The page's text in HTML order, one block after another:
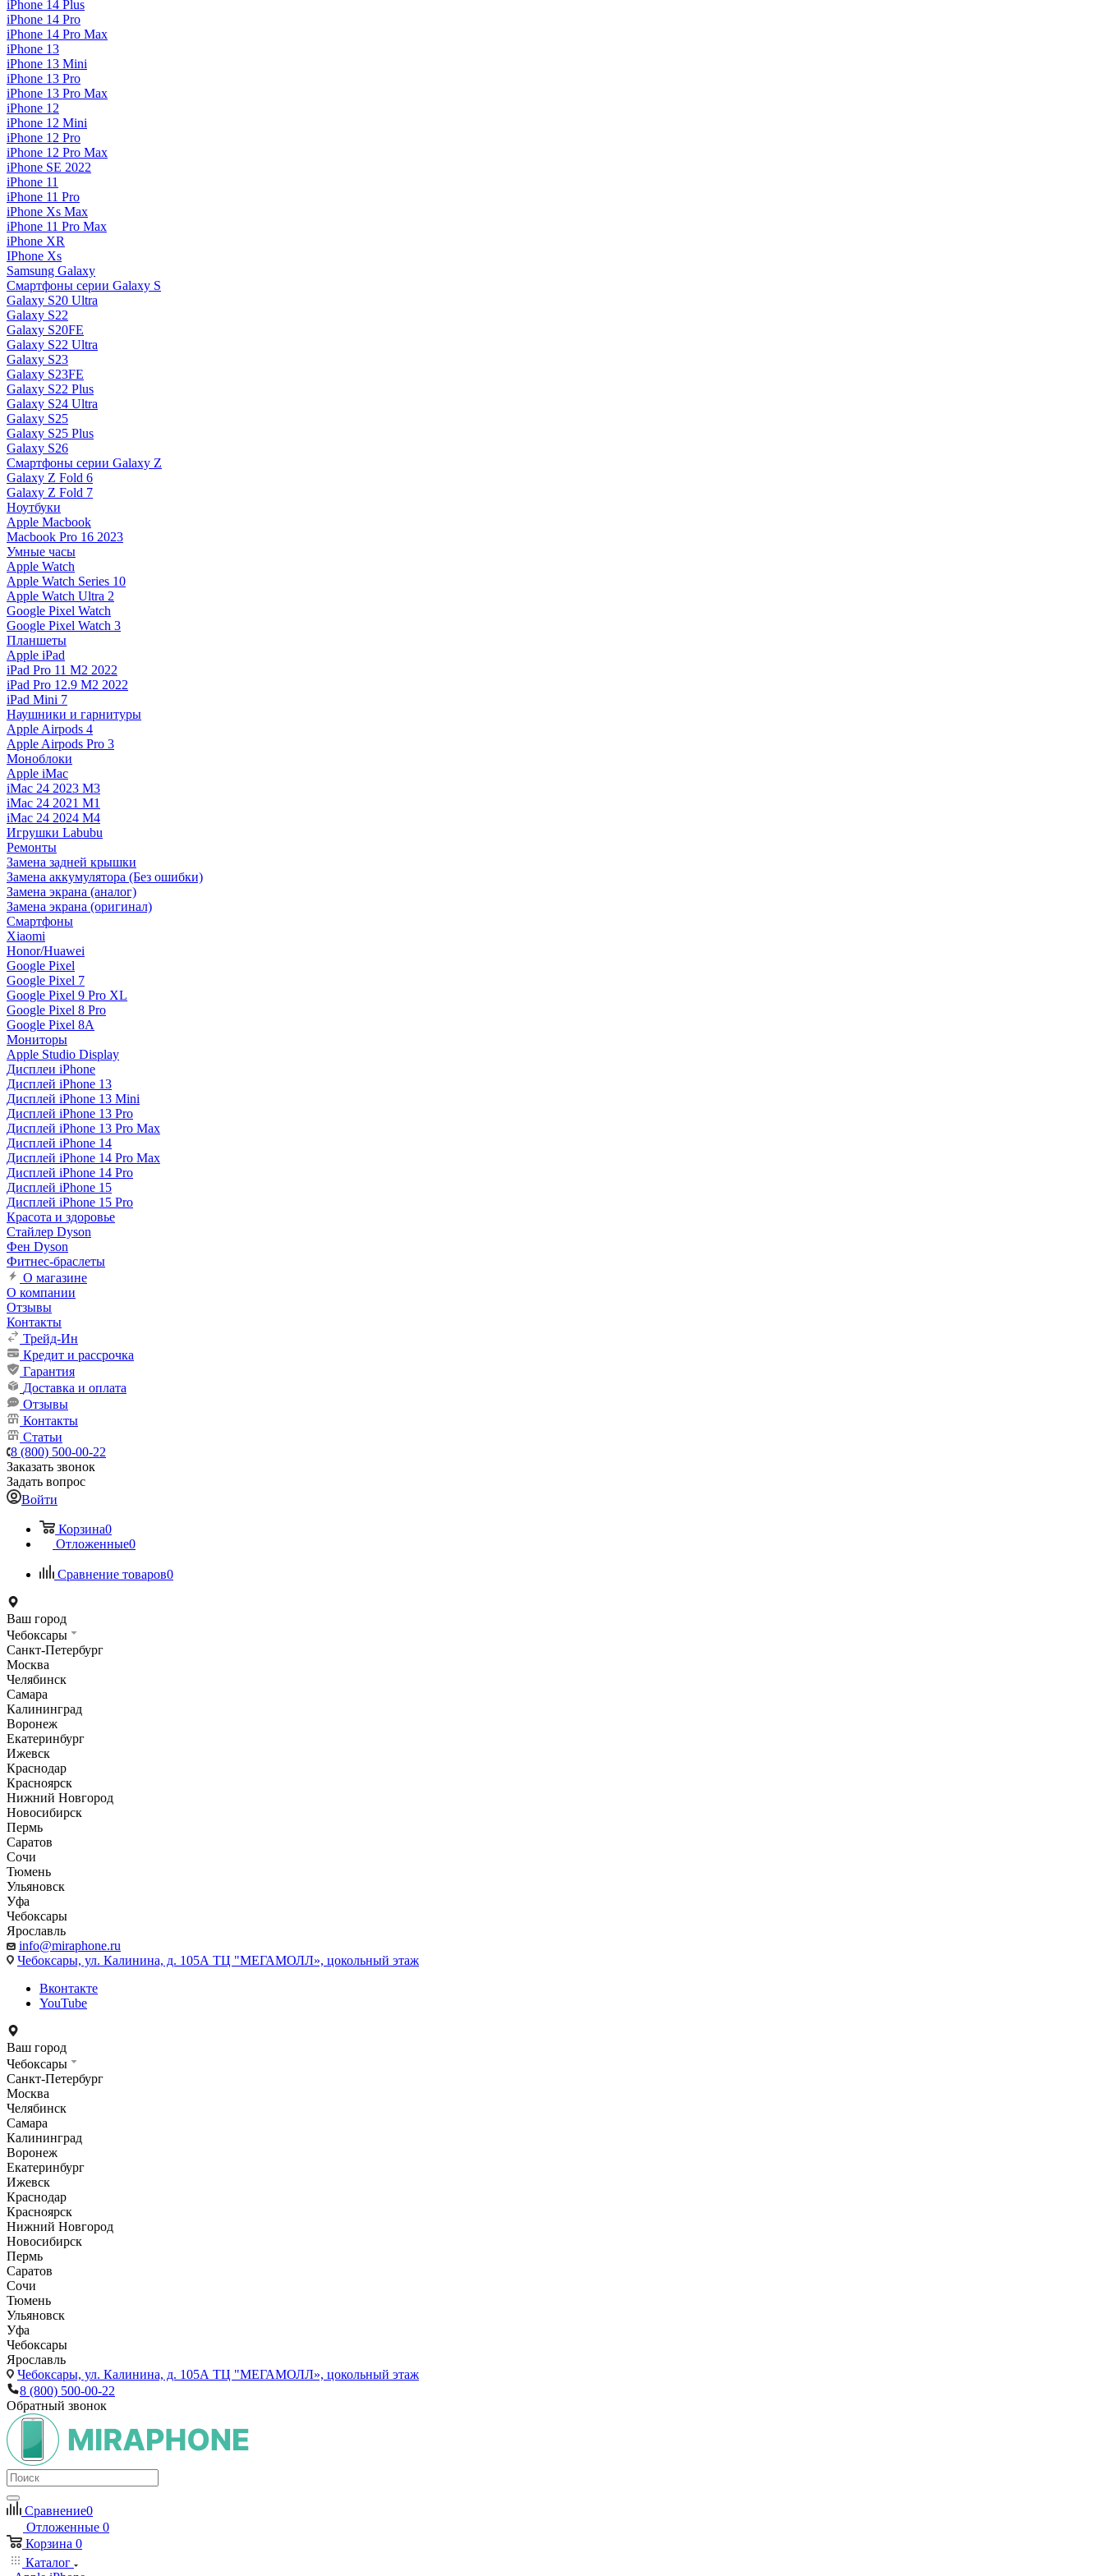
iPhone 14 Plus
iPhone 14 Pro
iPhone 14 Pro Max
iPhone 13
iPhone 13 Mini
iPhone 13 Pro
iPhone 13 Pro Max
iPhone 12
iPhone 12 Mini
iPhone 12 Pro
iPhone 12 Pro Max
iPhone SE 2022
iPhone 11
iPhone 11 Pro
iPhone Xs Max
iPhone 11 Pro Max
iPhone XR
IPhone Xs
Samsung Galaxy
Смартфоны серии Galaxy S
Galaxy S20 Ultra
Galaxy S22
Galaxy S20FE
Galaxy S22 Ultra
Galaxy S23
Galaxy S23FE
Galaxy S22 Plus
Galaxy S24 Ultra
Galaxy S25
Galaxy S25 Plus
Galaxy S26
Смартфоны серии Galaxy Z
Galaxy Z Fold 6
Galaxy Z Fold 7
Ноутбуки
Apple Macbook
Macbook Pro 16 2023
Умные часы
Apple Watch
Apple Watch Series 10
Apple Watch Ultra 2
Google Pixel Watch
Google Pixel Watch 3
Планшеты
Apple iPad
iPad Pro 11 M2 2022
iPad Pro 12.9 M2 2022
iPad Mini 7
Наушники и гарнитуры
Apple Airpods 4
Apple Airpods Pro 3
Моноблоки
Apple iMac
iMac 24 2023 M3
iMac 24 2021 M1
iMac 24 2024 M4
Игрушки Labubu
Ремонты
Замена задней крышки
Замена аккумулятора (Без ошибки)
Замена экрана (аналог)
Замена экрана (оригинал)
Смартфоны
Xiaomi
Honor/Huawei
Google Pixel
Google Pixel 7
Google Pixel 9 Pro XL
Google Pixel 8 Pro
Google Pixel 8A
Мониторы
Apple Studio Display
Дисплеи iPhone
Дисплей iPhone 13
Дисплей iPhone 13 Mini
Дисплей iPhone 13 Pro
Дисплей iPhone 13 Pro Max
Дисплей iPhone 14
Дисплей iPhone 14 Pro Max
Дисплей iPhone 14 Pro
Дисплей iPhone 15
Дисплей iPhone 15 Pro
Красота и здоровье
Стайлер Dyson
Фен Dyson
Фитнес-браслеты
О магазине
О компании
Отзывы
Контакты
Трейд-Ин
Кредит и рассрочка
Гарантия
Доставка и оплата
Отзывы
Контакты
Статьи
8 (800) 500-00-22
Заказать звонок
Задать вопрос
Войти
Корзина0
Отложенные0
Сравнение товаров0
Ваш город
Чебоксары
Санкт-Петербург
Москва
Челябинск
Самара
Калининград
Воронеж
Екатеринбург
Ижевск
Краснодар
Красноярск
Нижний Новгород
Новосибирск
Пермь
Саратов
Сочи
Тюмень
Ульяновск
Уфа
Чебоксары
Ярославль
info@miraphone.ru
Чебоксары, ул. Калинина, д. 105А ТЦ "МЕГАМОЛЛ», цокольный этаж
Вконтакте
YouTube
Ваш город
Чебоксары
Санкт-Петербург
Москва
Челябинск
Самара
Калининград
Воронеж
Екатеринбург
Ижевск
Краснодар
Красноярск
Нижний Новгород
Новосибирск
Пермь
Саратов
Сочи
Тюмень
Ульяновск
Уфа
Чебоксары
Ярославль
Чебоксары, ул. Калинина, д. 105А ТЦ "МЕГАМОЛЛ», цокольный этаж
8 (800) 500-00-22
Обратный звонок
Сравнение0
Отложенные 0
Корзина 0
Каталог